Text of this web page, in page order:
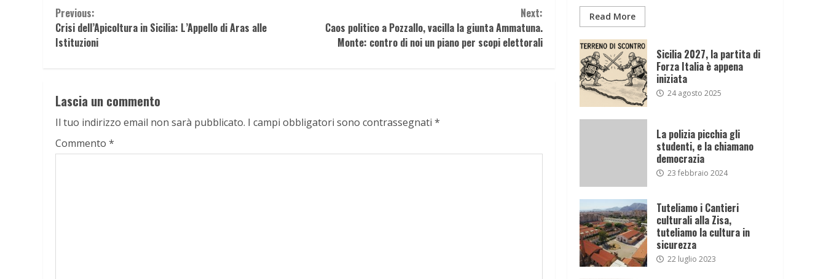
Continue
Reading
Previous:
Crisi dell’Apicoltura in Sicilia: L’Appello di Aras alle
Istituzioni
Next:
Caos politico a Pozzallo, vacilla la giunta Ammatuna.
Monte: contro di noi un piano per scopi elettorali
Lascia un commento
Il tuo indirizzo email non sarà pubblicato. I campi obbligatori sono contrassegnati *
Commento *
Read More
Sicilia 2027, la partita di
Forza Italia è appena
iniziata
24 agosto 2025
La polizia picchia gli
studenti, e la chiamano
democrazia
23 febbraio 2024
Tuteliamo i Cantieri
culturali alla Zisa,
tuteliamo la cultura in
sicurezza
22 luglio 2023